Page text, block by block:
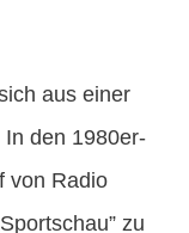
aus einer
den 1980er-
von Radio
zu